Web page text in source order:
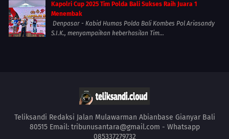
Kapolri Cup 2025 Tim Polda Bali Sukses Raih Juara 1
Menembak
Denpasar - Kabid Humas Polda Bali Kombes Pol Ariasandy
S.I.K., menyampaikan keberhasilan Tim...
Teliksandi Redaksi Jalan Mulawarman Abianbase Gianyar Bali
80515 Email: tribunusantara@gmail.com - Whatsapp
085337279732